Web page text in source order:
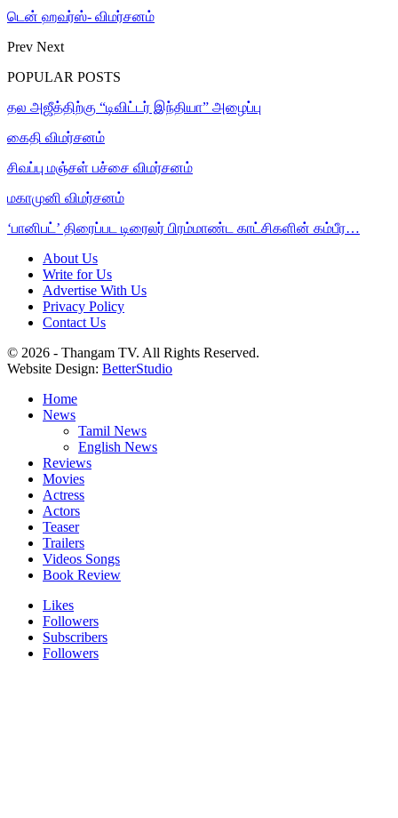
டென் ஹவர்ஸ்- விமர்சனம்
Prev Next
POPULAR POSTS
தல அஜீத்திற்கு “டிவிட்டர் இந்தியா” அழைப்பு
கைதி விமர்சனம்
சிவப்பு மஞ்சள் பச்சை விமர்சனம்
மகாமுனி விமர்சனம்
‘பானிபட்’ திரைப்பட டிரைலர் பிரம்மாண்ட காட்சிகளின் கம்பீர…
About Us
Write for Us
Advertise With Us
Privacy Policy
Contact Us
© 2026 - Thangam TV. All Rights Reserved.
Website Design: BetterStudio
Home
News
Tamil News
English News
Reviews
Movies
Actress
Actors
Teaser
Trailers
Videos Songs
Book Review
Likes
Followers
Subscribers
Followers